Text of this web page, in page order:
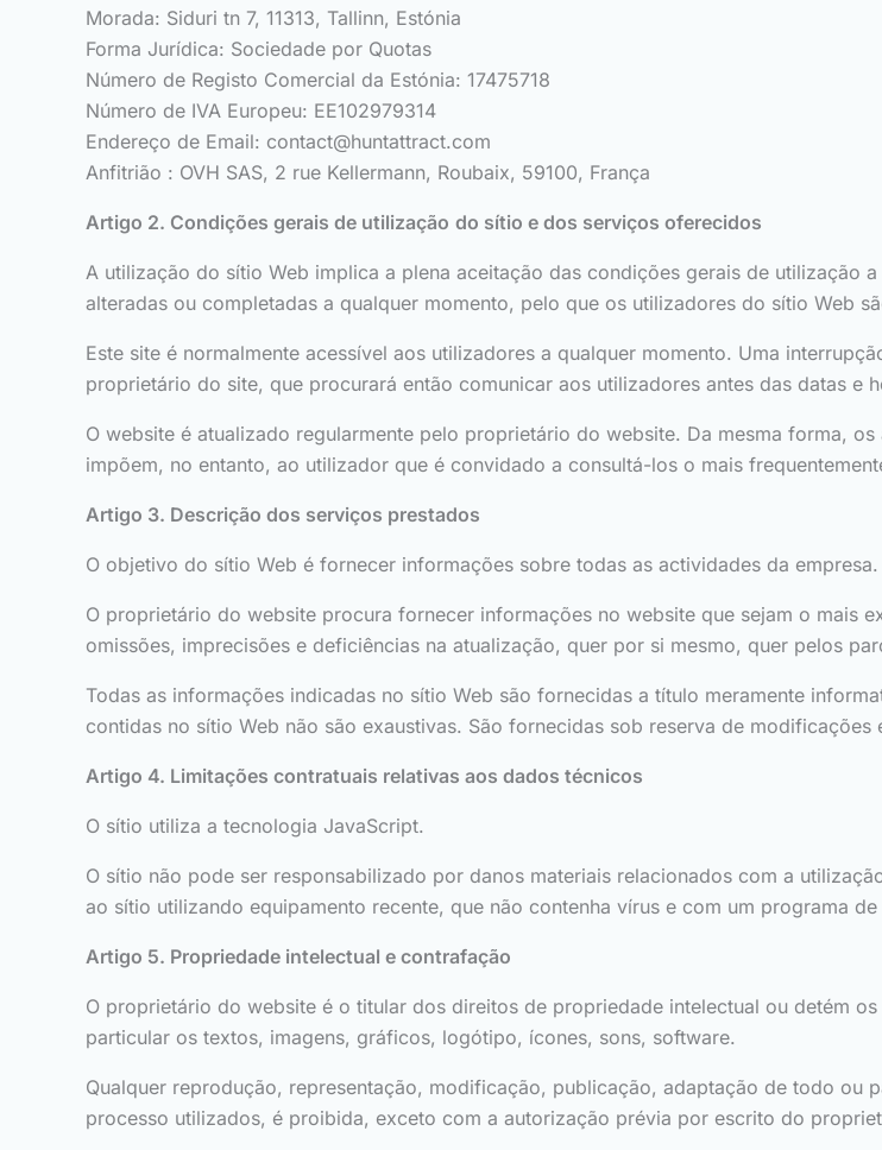
Morada: Siduri tn 7, 11313, Tallinn, Estónia
Forma Jurídica: Sociedade por Quotas
Número de Registo Comercial da Estónia: 17475718
Número de IVA Europeu: EE102979314
Endereço de Email: contact@huntattract.com
Anfitrião : OVH SAS, 2 rue Kellermann, Roubaix, 59100, França
Artigo 2. Condições gerais de utilização do sítio e dos serviços oferecidos
A utilização do sítio Web implica a plena aceitação das condições gerais de utilização
alteradas ou completadas a qualquer momento, pelo que os utilizadores do sítio Web
Este site é normalmente acessível aos utilizadores a qualquer momento. Uma
proprietário do site, que procurará então comunicar aos utilizadores antes das datas e
O website é atualizado regularmente pelo proprietário do website. Da mesma forma,
impõem, no entanto, ao utilizador que é convidado a consultá-los o mais
Artigo 3. Descrição dos serviços prestados
O objetivo do sítio Web é fornecer informações sobre todas as actividades da empresa.
O proprietário do website procura fornecer informações no website que sejam o mais
omissões, imprecisões e deficiências na atualização, quer por si mesmo, quer pelos
Todas as informações indicadas no sítio Web são fornecidas a título meramente
contidas no sítio Web não são exaustivas. São fornecidas sob reserva de
Artigo 4. Limitações contratuais relativas aos dados técnicos
O sítio utiliza a tecnologia JavaScript.
O sítio não pode ser responsabilizado por danos materiais relacionados com a
ao sítio utilizando equipamento recente, que não contenha vírus e com um programa
Artigo 5. Propriedade intelectual e contrafação
O proprietário do website é o titular dos direitos de propriedade intelectual ou detém
particular os textos, imagens, gráficos, logótipo, ícones, sons, software.
Qualquer reprodução, representação, modificação, publicação, adaptação de todo ou
processo utilizados, é proibida, exceto com a autorização prévia por escrito do